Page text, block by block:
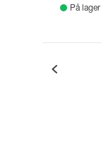
På lager